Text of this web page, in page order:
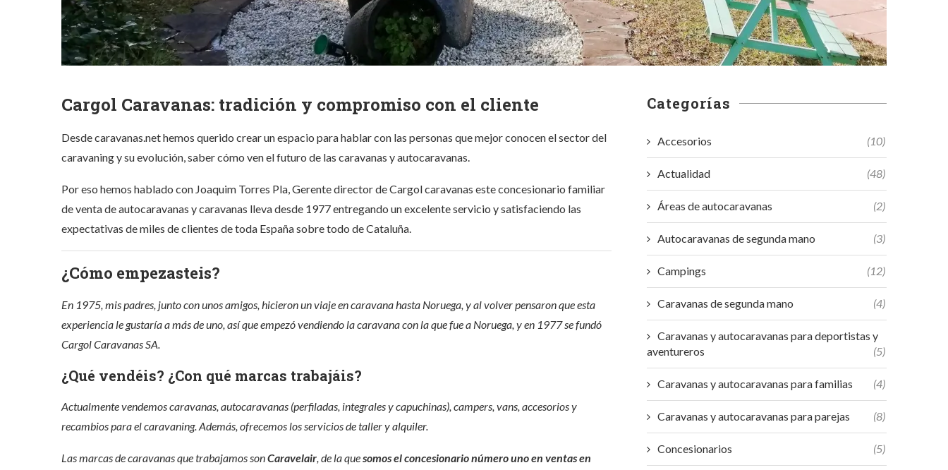
Cargol Caravanas: tradición y compromiso con el cliente
Desde caravanas.net hemos querido crear un espacio para hablar con las personas que mejor conocen el sector del
caravaning y su evolución, saber cómo ven el futuro de las caravanas y autocaravanas.
Por eso hemos hablado con Joaquim Torres Pla, Gerente director de Cargol caravanas este concesionario familiar
de venta de autocaravanas y caravanas lleva desde 1977 entregando un excelente servicio y satisfaciendo las
expectativas de miles de clientes de toda España sobre todo de Cataluña.
¿Cómo empezasteis?
En 1975, mis padres, junto con unos amigos, hicieron un viaje en caravana hasta Noruega, y al volver pensaron que esta
experiencia le gustaría a más de uno, así que empezó vendiendo la caravana con la que fue a Noruega, y en 1977 se fundó
Cargol Caravanas SA.
¿Qué vendéis? ¿Con qué marcas trabajáis?
Actualmente vendemos caravanas, autocaravanas (perfiladas, integrales y capuchinas), campers, vans, accesorios y
recambios para el caravaning. Además, ofrecemos los servicios de taller y alquiler.
Las marcas de caravanas que trabajamos sonCaravelair, de la quesomos el concesionario número uno en ventas en
Categorías
Accesorios (10)
Actualidad (48)
Áreas de autocaravanas (2)
Autocaravanas de segunda mano (3)
Campings (12)
Caravanas de segunda mano (4)
Caravanas y autocaravanas para deportistas y
aventureros
(5)
Caravanas y autocaravanas para familias (4)
Caravanas y autocaravanas para parejas (8)
Concesionarios (5)